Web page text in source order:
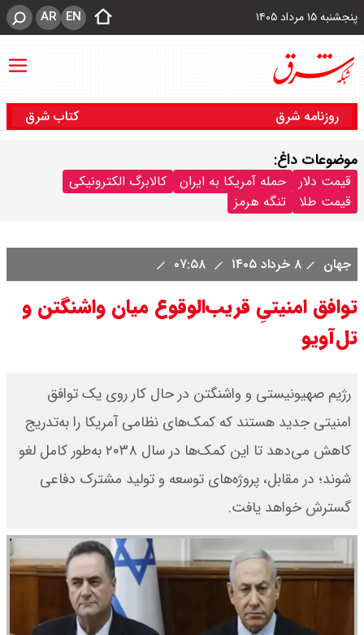
پنجشنبه ۱۵ مرداد ۱۴۰۵ EN
AR
روزنامه شرق کتاب شرق
موضوعات داغ:
قیمت دلار حمله آمریکا به ایران
کالابرگ الکترونیکی
قیمت طلا
تنگه هرمز
جهان ۸ خرداد ۱۴۰۵
توافق امنیتیِ قریب‌الوقوع میان واشنگتن و
تل‌آویو
رژیم صهیونیستی و واشنگتن در حال کار روی یک توافق
امنیتی جدید هستند که کمک‌های نظامی آمریکا را به‌تدریج
کاهش می‌دهد تا این کمک‌ها در سال ۲۰۳۸ به‌طور کامل لغو
شوند؛ در مقابل، پروژه‌های توسعه و تولید مشترک دفاعی
گسترش خواهد یافت.